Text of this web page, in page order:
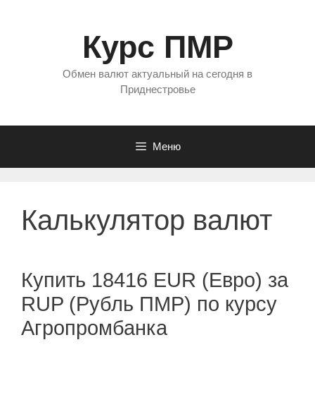
Курс ПМР
Обмен валют актуальный на сегодня в
Приднестровье
Меню
Калькулятор валют
Купить 18416 EUR (Евро) за
RUP (Рубль ПМР) по курсу
Агропромбанка